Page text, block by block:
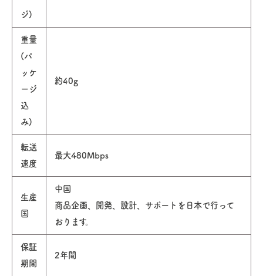
ジ)
重量
(パ
ッケ
ージ
込
み)
約40g
転送
速度
最大480Mbps
生産
国
中国
商品企画、開発、設計、サポートを日本で行って
おります。
保証
期間
2年間